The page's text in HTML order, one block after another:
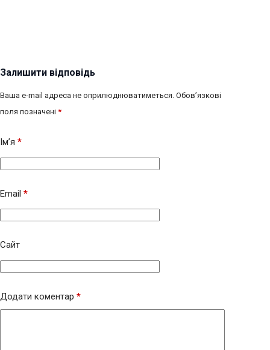
Залишити відповідь
Ваша e-mail адреса не оприлюднюватиметься. Обов’язкові
поля позначені *
Ім’я *
Email *
Сайт
Додати коментар *